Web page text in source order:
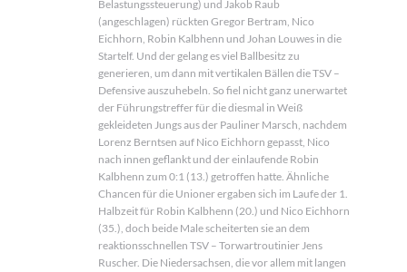
Belastungssteuerung) und Jakob Raub
(angeschlagen) rückten Gregor Bertram, Nico
Eichhorn, Robin Kalbhenn und Johan Louwes in die
Startelf. Und der gelang es viel Ballbesitz zu
generieren, um dann mit vertikalen Bällen die TSV –
Defensive auszuhebeln. So fiel nicht ganz unerwartet
der Führungstreffer für die diesmal in Weiß
gekleideten Jungs aus der Pauliner Marsch, nachdem
Lorenz Berntsen auf Nico Eichhorn gepasst, Nico
nach innen geflankt und der einlaufende Robin
Kalbhenn zum 0:1 (13.) getroffen hatte. Ähnliche
Chancen für die Unioner ergaben sich im Laufe der 1.
Halbzeit für Robin Kalbhenn (20.) und Nico Eichhorn
(35.), doch beide Male scheiterten sie an dem
reaktionsschnellen TSV – Torwartroutinier Jens
Ruscher. Die Niedersachsen, die vor allem mit langen